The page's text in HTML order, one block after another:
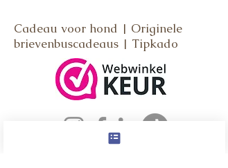
Cadeau voor hond | Originele
brievenbuscadeaus | Tipkado